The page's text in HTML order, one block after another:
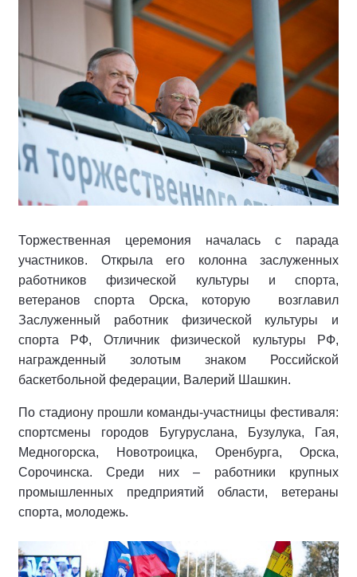
Торжественная церемония началась с парада
участников. Открыла его колонна заслуженных
работников физической культуры и спорта,
ветеранов спорта Орска, которую возглавил
Заслуженный работник физической культуры и
спорта РФ, Отличник физической культуры РФ,
награжденный золотым знаком Российской
баскетбольной федерации, Валерий Шашкин.
По стадиону прошли команды-участницы фестиваля:
спортсмены городов Бугуруслана, Бузулука, Гая,
Медногорска, Новотроицка, Оренбурга, Орска,
Сорочинска. Среди них – работники крупных
промышленных предприятий области, ветераны
спорта, молодежь.